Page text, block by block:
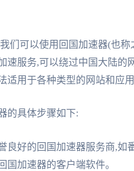
们可以使用回国加速器(也
速服务,可以绕过中国大陆的
适用于各种类型的网站和应
的具体步骤如下:
良好的回国加速器服务商,如
国加速器的客户端软件。